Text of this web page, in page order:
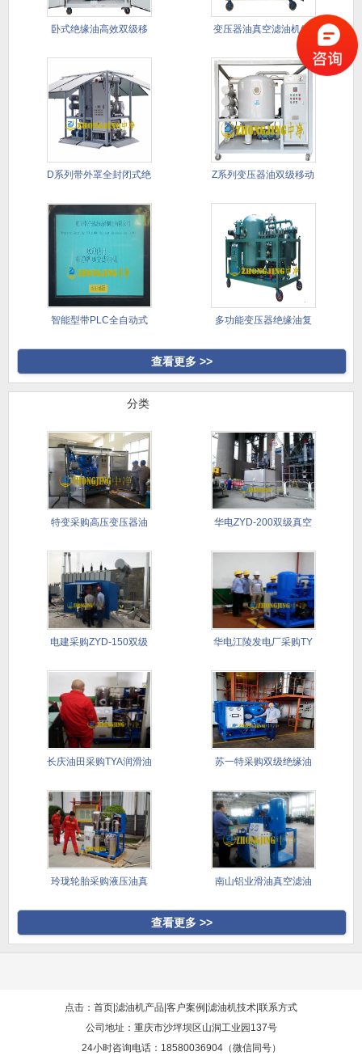
卧式绝缘油高效双级移 变压器油真空滤油机(带
D系列带外罩全封闭式绝 Z系列变压器油双级移动
智能型带PLC全自动式 多功能变压器绝缘油复
查看更多 >>
分类
特变采购高压变压器油 华电ZYD-200双级真空
电建采购ZYD-150双级 华电江陵发电厂采购TY
长庆油田采购TYA润滑油 苏一特采购双级绝缘油
玲珑轮胎采购液压油真 南山铝业滑油真空滤油
查看更多 >>
点击：首页 滤油机产品 客户案例 滤油机技术 联系方式
公司地址：重庆市沙坪坝区山洞工业园137号
24小时咨询电话：18580036904（微信同号）